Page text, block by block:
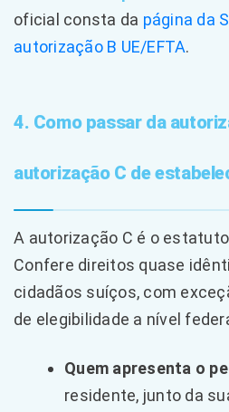
oficial consta da página da
autorização B UE/EFTA.
4. Como passar da
autorização C de
A autorização C é o
Confere direitos quase
cidadãos suíços, com
de elegibilidade a nível
Quem apresenta o
residente, junto da